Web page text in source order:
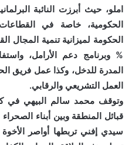
املو، حيث أبرزت النائبة
الحكومية، خاصة في
% وبرنامج دعم الأرامل،
المدرة للدخل، وكذا عمل فريق
العمل التشريعي والرقابي.
وتوقف محمد سالم البيهي في
قبائل المنطقة وبين أبناء
سيدي إفني تربطها أواصر الأخوة